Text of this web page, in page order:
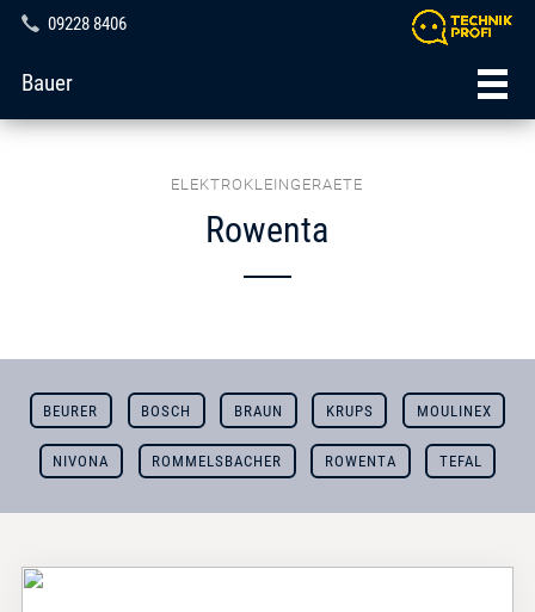
09228 8406
Bauer
ELEKTROKLEINGERAETE
Rowenta
BEURER BOSCH BRAUN KRUPS MOULINEX
NIVONA ROMMELSBACHER ROWENTA TEFAL